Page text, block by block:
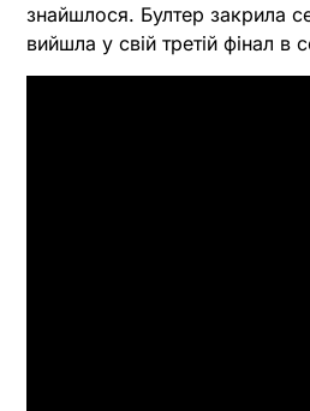
знайшлося. Бултер закрила
вийшла у свій третій фінал в